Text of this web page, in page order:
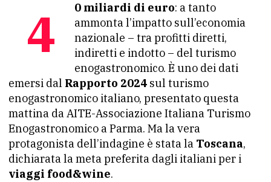
40 miliardi di euro: a tanto
ammonta l’impatto sull’economia
nazionale – tra profitti diretti,
indiretti e indotto – del turismo
enogastronomico. È uno dei dati
emersi dal Rapporto 2024 sul turismo
enogastronomico italiano, presentato questa
mattina da AITE-Associazione Italiana Turismo
Enogastronomico a Parma. Ma la vera
protagonista dell’indagine è stata la Toscana,
dichiarata la meta preferita dagli italiani per i
viaggi food&wine.